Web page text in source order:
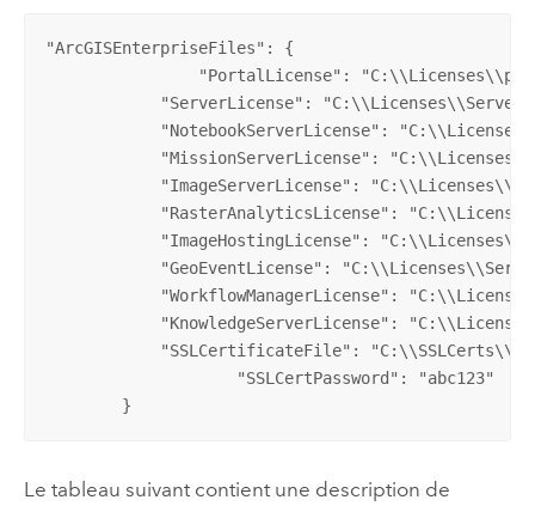
"ArcGISEnterpriseFiles": {
"ServerLicense":
"NotebookServerLicense":
"MissionServerLicense":
"ImageServerLicense":
"RasterAnalyticsLicense":
"ImageHostingLicense":
"GeoEventLicense":
"WorkflowManagerLicense":
"KnowledgeServerLicense":
"SSLCertificateFile":
	}
Le tableau suivant contient une description de